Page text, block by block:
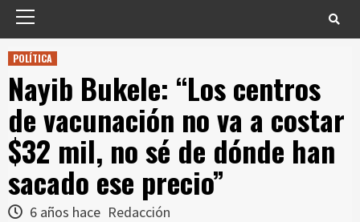
POLÍTICA
Nayib Bukele: “Los centros
de vacunación no va a costar
$32 mil, no sé de dónde han
sacado ese precio”
6 años hace Redacción